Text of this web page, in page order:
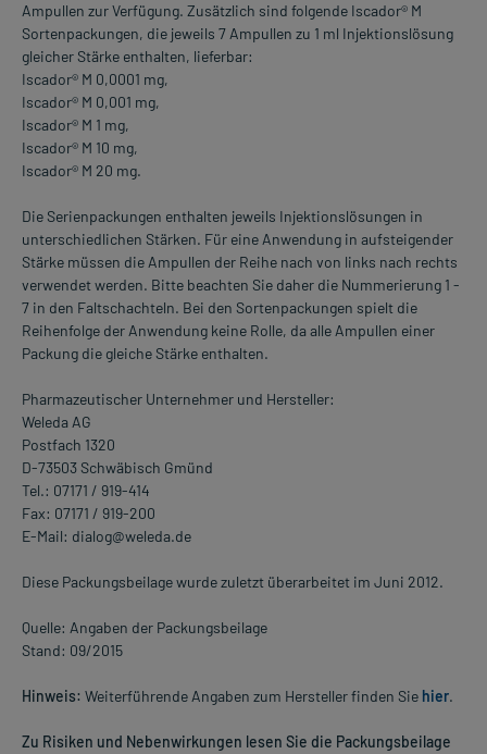
Ampullen zur Verfügung. Zusätzlich sind folgende Iscador® M
Sortenpackungen, die jeweils 7 Ampullen zu 1 ml Injektionslösung
gleicher Stärke enthalten, lieferbar:
Iscador® M 0,0001 mg,
Iscador® M 0,001 mg,
Iscador® M 1 mg,
Iscador® M 10 mg,
Iscador® M 20 mg.
Die Serienpackungen enthalten jeweils Injektionslösungen in
unterschiedlichen Stärken. Für eine Anwendung in aufsteigender
Stärke müssen die Ampullen der Reihe nach von links nach rechts
verwendet werden. Bitte beachten Sie daher die Nummerierung 1 -
7 in den Faltschachteln. Bei den Sortenpackungen spielt die
Reihenfolge der Anwendung keine Rolle, da alle Ampullen einer
Packung die gleiche Stärke enthalten.
Pharmazeutischer Unternehmer und Hersteller:
Weleda AG
Postfach 1320
D-73503 Schwäbisch Gmünd
Tel.: 07171 / 919-414
Fax: 07171 / 919-200
E-Mail: dialog@weleda.de
Diese Packungsbeilage wurde zuletzt überarbeitet im Juni 2012.
Quelle: Angaben der Packungsbeilage
Stand: 09/2015
Hinweis: Weiterführende Angaben zum Hersteller finden Sie hier.
Zu Risiken und Nebenwirkungen lesen Sie die Packungsbeilage